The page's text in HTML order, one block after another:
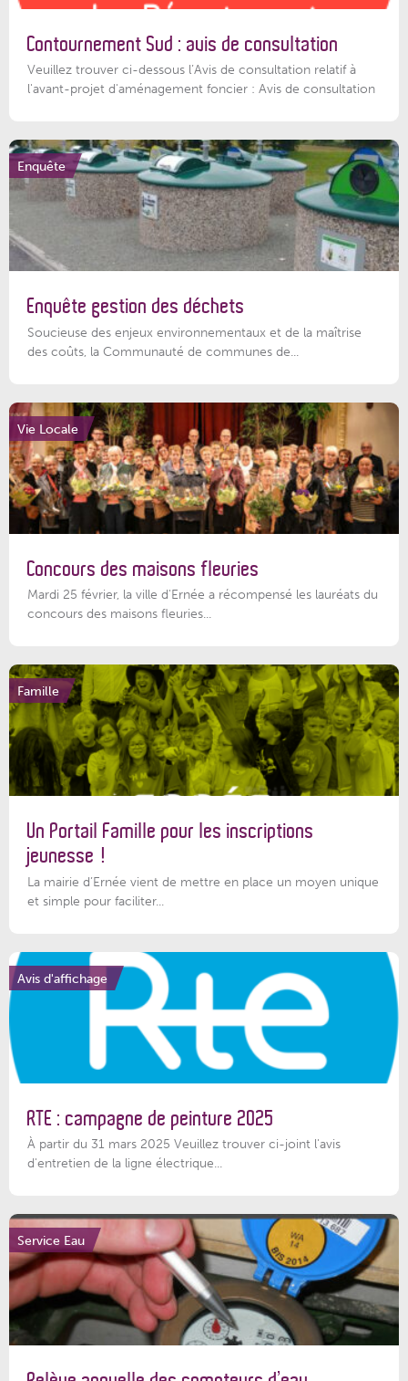
Contournement Sud : avis de consultation
Veuillez trouver ci-dessous l’Avis de consultation relatif à
l'avant-projet d'aménagement foncier : Avis de consultation
Enquête
Enquête gestion des déchets
Soucieuse des enjeux environnementaux et de la maîtrise
des coûts, la Communauté de communes de...
Vie Locale
Concours des maisons fleuries
Mardi 25 février, la ville d'Ernée a récompensé les lauréats du
concours des maisons fleuries...
Famille
Un Portail Famille pour les inscriptions
jeunesse !
La mairie d’Ernée vient de mettre en place un moyen unique
et simple pour faciliter...
Avis d'affichage
RTE : campagne de peinture 2025
À partir du 31 mars 2025 Veuillez trouver ci-joint l'avis
d'entretien de la ligne électrique...
Service Eau